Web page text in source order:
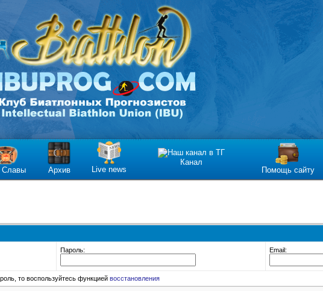
Славы Архив Live news
Канал
Помощь сайту
Пароль: Email:
то воспользуйтесь функцией восстановления